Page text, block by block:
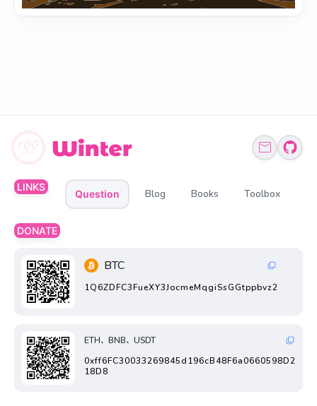
LINKS
Question Blog Books Toolbox
DONATE
BTC
1Q6ZDFC3FueXY3JocmeMqgiSsGGtppbvz2
ETH、BNB、USDT
0xff6FC30033269845d196cB48F6a0660598D2
18D8